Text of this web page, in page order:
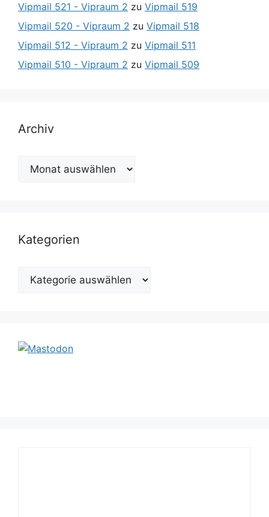
Vipmail 521 - Vipraum 2 zu Vipmail 519
Vipmail 520 - Vipraum 2 zu Vipmail 518
Vipmail 512 - Vipraum 2 zu Vipmail 511
Vipmail 510 - Vipraum 2 zu Vipmail 509
Archiv
Archiv
Kategorien
Kategorien